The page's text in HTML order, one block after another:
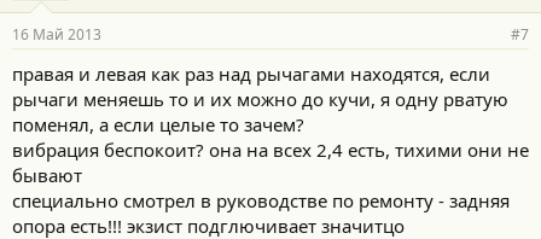
16 Май 2013 #7
правая и левая как раз над рычагами находятся, если
рычаги меняешь то и их можно до кучи, я одну рватую
поменял, а если целые то зачем?
вибрация беспокоит? она на всех 2,4 есть, тихими они не
бывают
специально смотрел в руководстве по ремонту - задняя
опора есть!!! экзист подглючивает значитцо